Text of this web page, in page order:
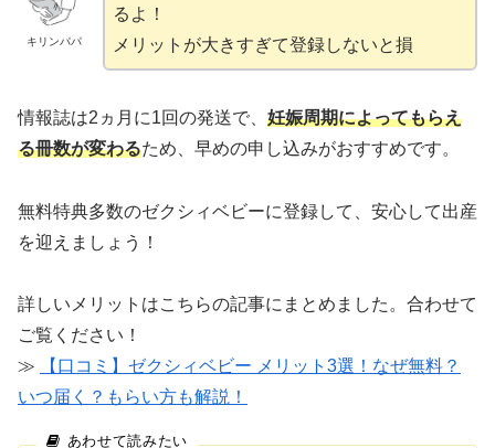
キリンパパ
るよ！
メリットが大きすぎて登録しないと損
情報誌は2ヵ月に1回の発送で、 妊娠周期によってもらえ
る冊数が変わるため、早めの申し込みがおすすめです。
無料特典多数のゼクシィベビーに登録して、安心して出産
を迎えましょう！
詳しいメリットはこちらの記事にまとめました。合わせて
ご覧ください！
≫
【口コミ】ゼクシィベビー メリット3選！なぜ無料？
いつ届く？もらい方も解説！